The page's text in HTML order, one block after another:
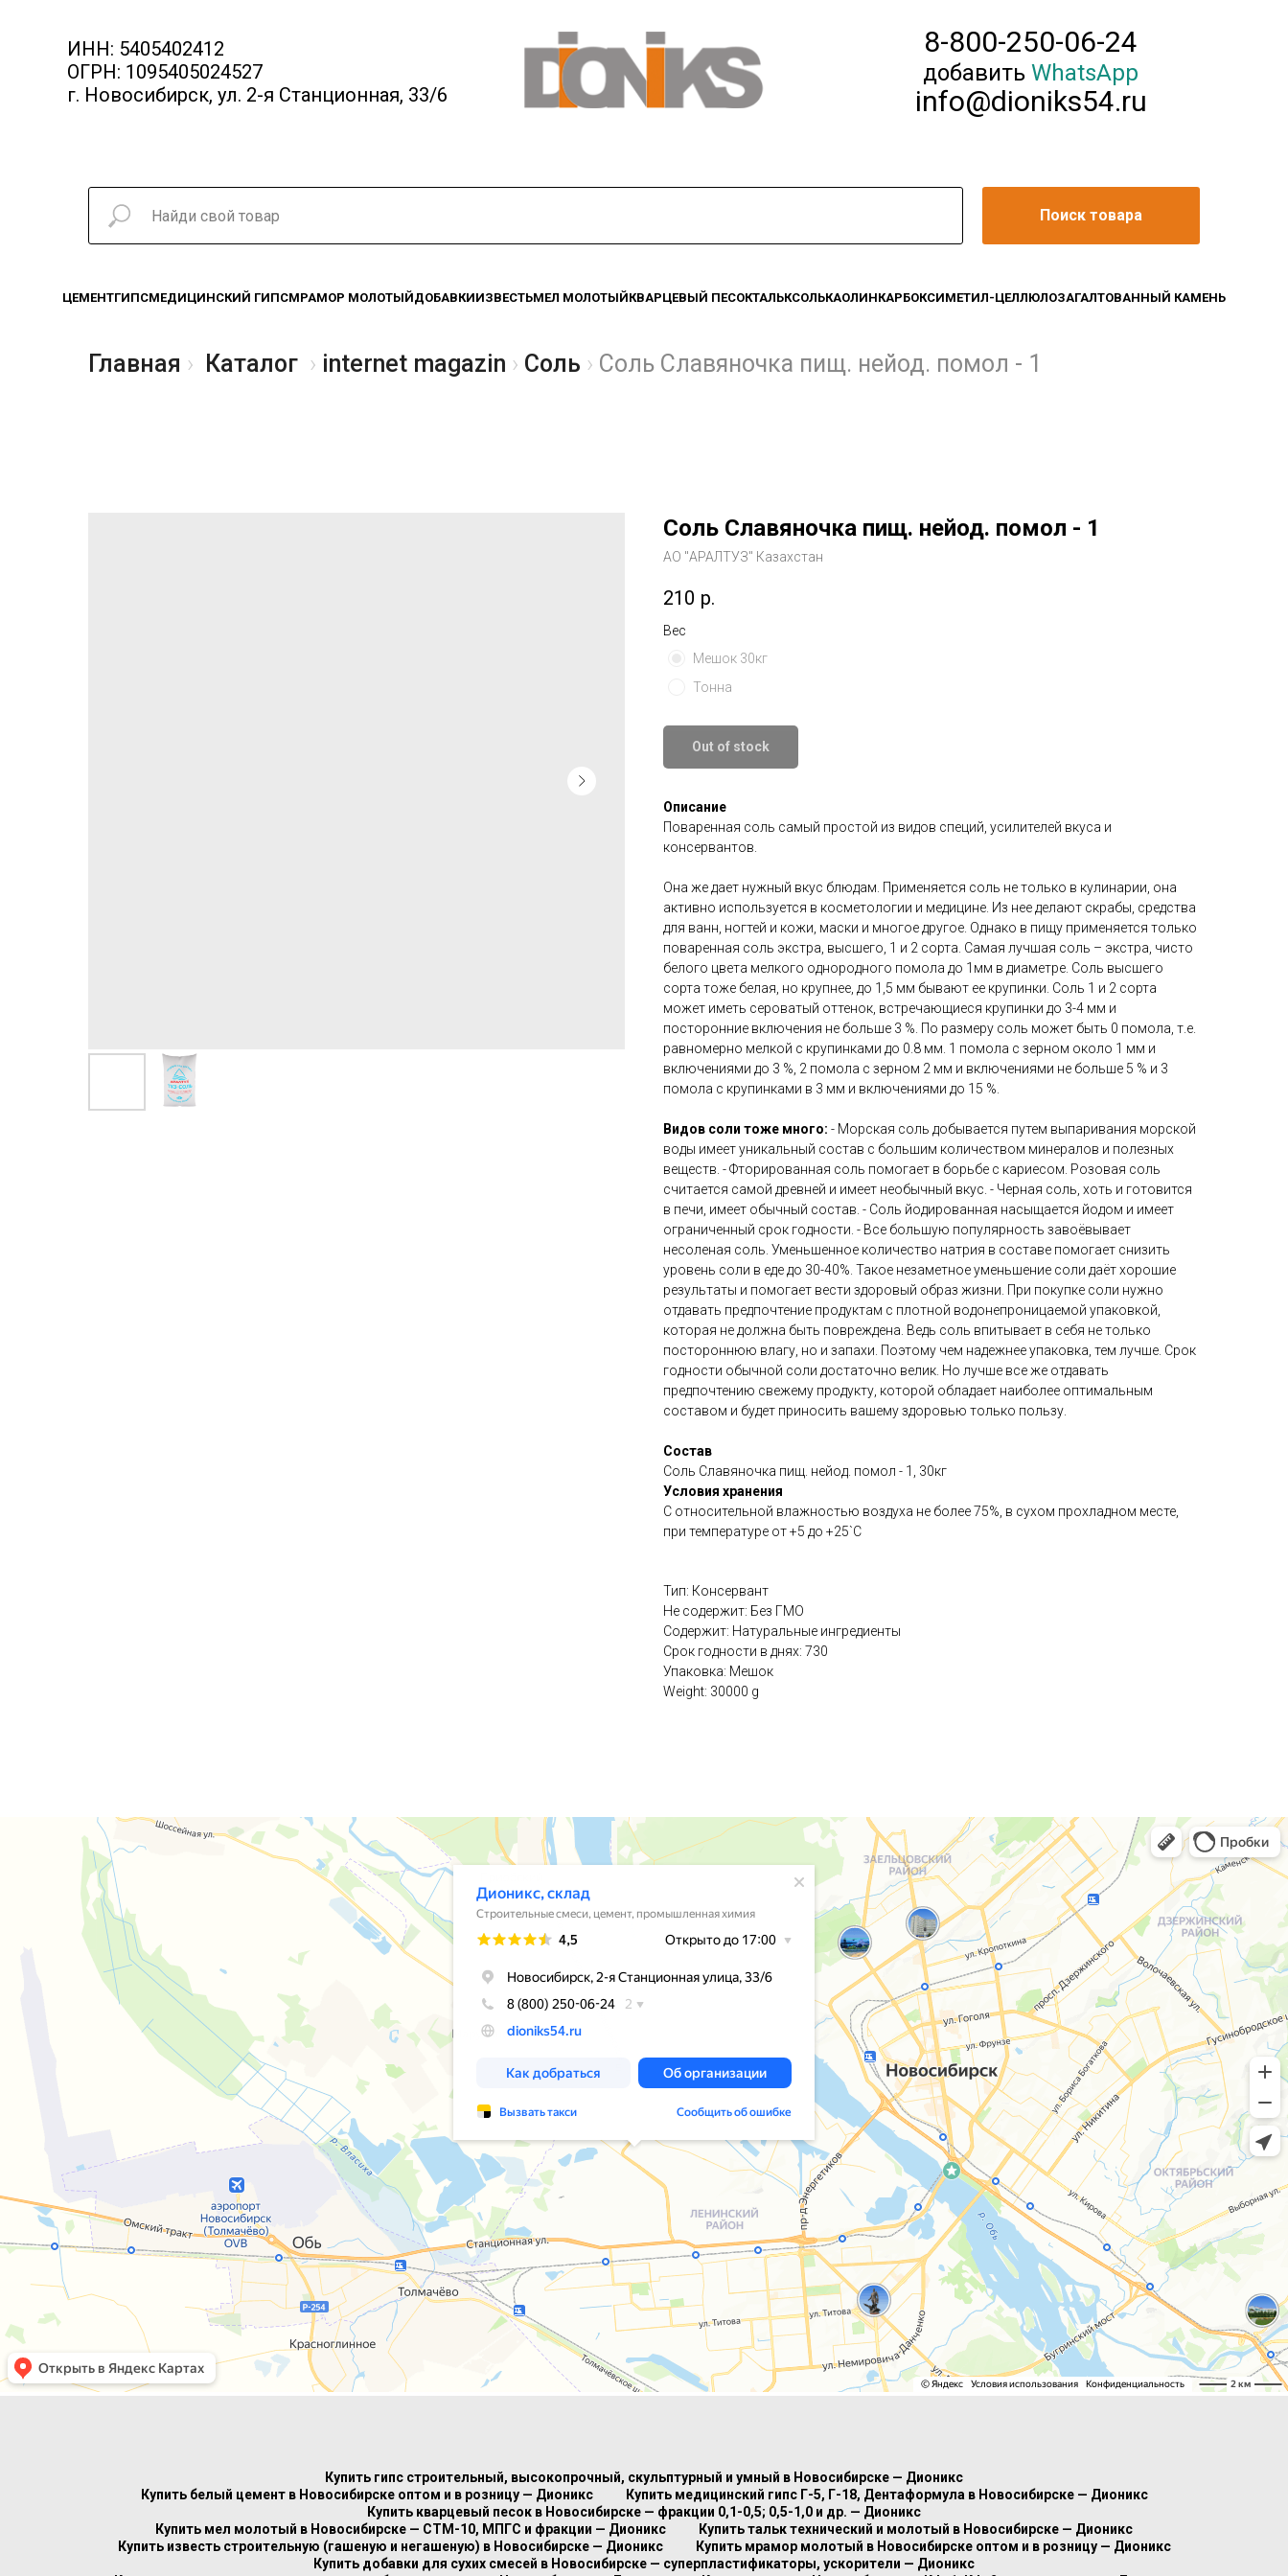
ИНН: 5405402412
ОГРН: 1095405024527
г. Новосибирск, ул. 2-я Станционная, 33/6
8-800-250-06-24
добавить WhatsApp
info@dioniks54.ru
Поиск товара
ЦЕМЕНТГИПСМЕДИЦИНСКИЙ ГИПСМРАМОР МОЛОТЫЙДОБАВКИИЗВЕСТЬМЕЛ МОЛОТЫЙКВАРЦЕВЫЙ ПЕСОКТАЛЬКСОЛЬКАОЛИНКАРБОКСИМЕТИЛ-ЦЕЛЛЮЛОЗАГАЛТОВАННЫЙ КАМЕНЬ
Главная Каталог internet magazin Соль Соль Славяночка пищ. нейод. помол - 1
Соль Славяночка пищ. нейод. помол - 1
АО "АРАЛТУЗ" Казахстан
210 р.
Вес
Мешок 30кг
Тонна
Out of stock
Описание
Поваренная соль самый простой из видов специй, усилителей вкуса и
консервантов.
Она же дает нужный вкус блюдам. Применяется соль не только в кулинарии, она
активно используется в косметологии и медицине. Из нее делают скрабы, средства
для ванн, ногтей и кожи, маски и многое другое. Однако в пищу применяется только
поваренная соль экстра, высшего, 1 и 2 сорта. Самая лучшая соль – экстра, чисто
белого цвета мелкого однородного помола до 1мм в диаметре. Соль высшего
сорта тоже белая, но крупнее, до 1,5 мм бывают ее крупинки. Соль 1 и 2 сорта
может иметь сероватый оттенок, встречающиеся крупинки до 3-4 мм и
посторонние включения не больше 3 %. По размеру соль может быть 0 помола, т.е.
равномерно мелкой с крупинками до 0.8 мм. 1 помола с зерном около 1 мм и
включениями до 3 %, 2 помола с зерном 2 мм и включениями не больше 5 % и 3
помола с крупинками в 3 мм и включениями до 15 %.
Видов соли тоже много: - Морская соль добывается путем выпаривания морской
воды имеет уникальный состав с большим количеством минералов и полезных
веществ. - Фторированная соль помогает в борьбе с кариесом. Розовая соль
считается самой древней и имеет необычный вкус. - Черная соль, хоть и готовится
в печи, имеет обычный состав. - Соль йодированная насыщается йодом и имеет
ограниченный срок годности. - Все большую популярность завоёвывает
несоленая соль. Уменьшенное количество натрия в составе помогает снизить
уровень соли в еде до 30-40%. Такое незаметное уменьшение соли даёт хорошие
результаты и помогает вести здоровый образ жизни. При покупке соли нужно
отдавать предпочтение продуктам с плотной водонепроницаемой упаковкой,
которая не должна быть повреждена. Ведь соль впитывает в себя не только
постороннюю влагу, но и запахи. Поэтому чем надежнее упаковка, тем лучше. Срок
годности обычной соли достаточно велик. Но лучше все же отдавать
предпочтению свежему продукту, которой обладает наиболее оптимальным
составом и будет приносить вашему здоровью только пользу.
Состав
Соль Славяночка пищ. нейод. помол - 1, 30кг
Условия хранения
С относительной влажностью воздуха не более 75%, в сухом прохладном месте,
при температуре от +5 до +25`C
Тип: Консервант
Не содержит: Без ГМО
Содержит: Натуральные ингредиенты
Срок годности в днях: 730
Упаковка: Мешок
Weight: 30000 g
Купить гипс строительный, высокопрочный, скульптурный и умный в Новосибирске — Дионикс
Купить белый цемент в Новосибирске оптом и в розницу — Дионикс
Купить медицинский гипс Г-5, Г-18, Дентаформула в Новосибирске — Дионикс
Купить кварцевый песок в Новосибирске — фракции 0,1-0,5; 0,5-1,0 и др. — Дионикс
Купить мел молотый в Новосибирске — СТМ-10, МПГС и фракции — Дионикс
Купить тальк технический и молотый в Новосибирске — Дионикс
Купить известь строительную (гашеную и негашеную) в Новосибирске — Дионикс
Купить мрамор молотый в Новосибирске оптом и в розницу — Дионикс
Купить добавки для сухих смесей в Новосибирске — суперпластификаторы, ускорители — Дионикс